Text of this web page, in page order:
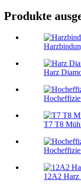
Produkte
Harz
T7 T8
12A2 Harz